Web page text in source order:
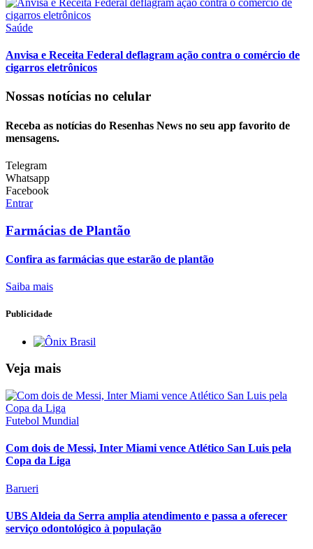
Saúde
Anvisa e Receita Federal deflagram ação contra o comércio de
cigarros eletrônicos
Nossas notícias no celular
Receba as notícias do Resenhas News no seu app favorito de
mensagens.
Telegram
Whatsapp
Facebook
Entrar
Farmácias de Plantão
Confira as farmácias que estarão de plantão
Saiba mais
Publicidade
Veja mais
Futebol Mundial
Com dois de Messi, Inter Miami vence Atlético San Luis pela
Copa da Liga
Barueri
UBS Aldeia da Serra amplia atendimento e passa a oferecer
serviço odontológico à população